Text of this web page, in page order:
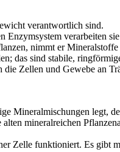
verantwortlich sind.
verarbeiten
nimmt er
das sind stabile,
Zellen und Gewebe an
Mineralmischungen legt,
mineralreichen
Zelle funktioniert. Es gibt